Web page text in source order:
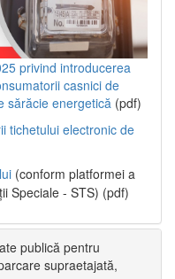
privind introducerea
casnici de
sărăcie energetică (pdf)
tichetului electronic de
(conform platformei a
Speciale - STS) (pdf)
publică pentru
supraetajată,